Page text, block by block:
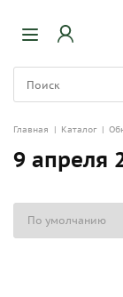
Главная | Каталог |
9 апреля